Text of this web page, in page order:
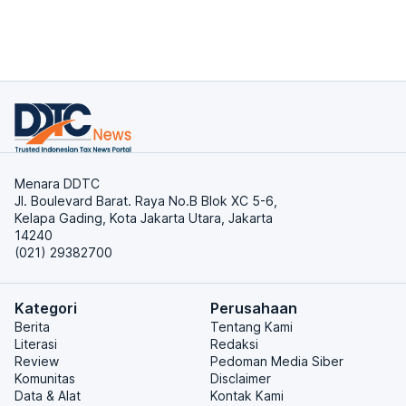
Menara DDTC
Jl. Boulevard Barat. Raya No.B Blok XC 5-6,
Kelapa Gading, Kota Jakarta Utara, Jakarta
14240
(021) 29382700
Kategori
Berita
Literasi
Review
Komunitas
Data & Alat
Perusahaan
Tentang Kami
Redaksi
Pedoman Media Siber
Disclaimer
Kontak Kami